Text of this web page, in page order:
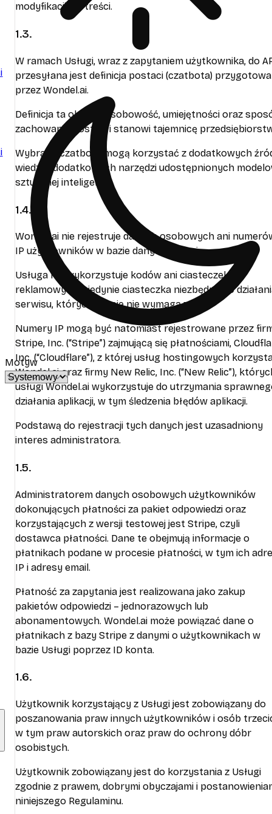
Motyw
modyfikacji ich treści.
1.3.
W ramach Usługi, wraz z zapytaniem użytkownika, do
przesyłana jest definicja postaci (czatbota)
przez Wondel.ai.
Definicja ta określa osobowość, umiejętności oraz
zachowania postaci i stanowi tajemnicę
Wybrane czatboty mogą korzystać z dodatkowych
wiedzy i dodatkowych narzędzi udostępnionych
sztucznej inteligencji.
1.4.
Wondel.ai nie rejestruje danych osobowych ani
IP użytkowników w bazie danych Usługi.
Usługa nie wykorzystuje kodów ani ciasteczek
reklamowych – jedynie ciasteczka niezbędne do
serwisu, których użycie nie wymaga zgody.
Numery IP mogą być natomiast rejestrowane przez
Stripe, Inc. (“Stripe”) zajmującą się płatnościami,
Inc. (“Cloudflare”), z której usług hostingowych
Wondel.ai oraz firmy New Relic, Inc. (“New Relic”),
usługi Wondel.ai wykorzystuje do utrzymania
działania aplikacji, w tym śledzenia błędów aplikacji.
Podstawą do rejestracji tych danych jest uzasadniony
interes administratora.
1.5.
Administratorem danych osobowych użytkowników
dokonujących płatności za pakiet odpowiedzi oraz
korzystających z wersji testowej jest Stripe, czyli
dostawca płatności. Dane te obejmują informacje o
płatnikach podane w procesie płatności, w tym ich
IP i adresy email.
Płatność za zapytania jest realizowana jako zakup
pakietów odpowiedzi – jednorazowych lub
abonamentowych. Wondel.ai może powiązać dane o
płatnikach z bazy Stripe z danymi o użytkownikach w
bazie Usługi poprzez ID konta.
1.6.
Użytkownik korzystający z Usługi jest zobowiązany do
poszanowania praw innych użytkowników i osób
w tym praw autorskich oraz praw do ochrony dóbr
osobistych.
Użytkownik zobowiązany jest do korzystania z Usługi
zgodnie z prawem, dobrymi obyczajami i
niniejszego Regulaminu.